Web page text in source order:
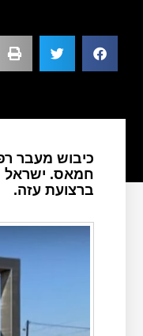
כיבוש מעבר
חמאס. ישראל
ברצועת עזה.